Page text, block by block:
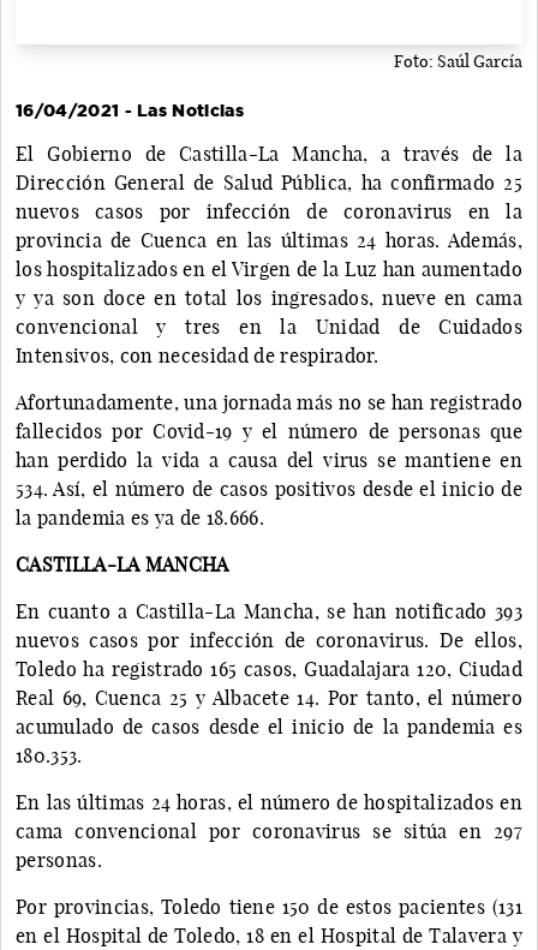
Foto: Saúl García
16/04/2021 - Las Noticias
El Gobierno de Castilla-La Mancha, a través de la
Dirección General de Salud Pública, ha confirmado 25
nuevos casos por infección de coronavirus en la
provincia de Cuenca en las últimas 24 horas. Además,
los hospitalizados en el Virgen de la Luz han aumentado
y ya son doce en total los ingresados, nueve en cama
convencional y tres en la Unidad de Cuidados
Intensivos, con necesidad de respirador.
Afortunadamente, una jornada más no se han registrado
fallecidos por Covid-19 y el número de personas que
han perdido la vida a causa del virus se mantiene en
534. Así, el número de casos positivos desde el inicio de
la pandemia es ya de 18.666.
CASTILLA-LA MANCHA
En cuanto a Castilla-La Mancha, se han notificado 393
nuevos casos por infección de coronavirus. De ellos,
Toledo ha registrado 165 casos, Guadalajara 120, Ciudad
Real 69, Cuenca 25 y Albacete 14. Por tanto, el número
acumulado de casos desde el inicio de la pandemia es
180.353.
En las últimas 24 horas, el número de hospitalizados en
cama convencional por coronavirus se sitúa en 297
personas.
Por provincias, Toledo tiene 150 de estos pacientes (131
en el Hospital de Toledo, 18 en el Hospital de Talavera y